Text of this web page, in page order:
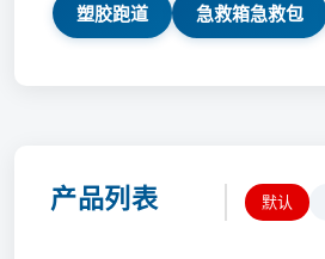
塑胶跑道 急救箱急救包
产品列表 默认